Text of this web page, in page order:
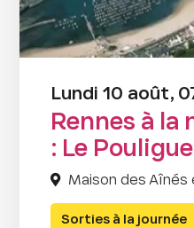
Lundi 10 août,
Rennes à la
: Le
Maison des Aînés
Sorties à la journée